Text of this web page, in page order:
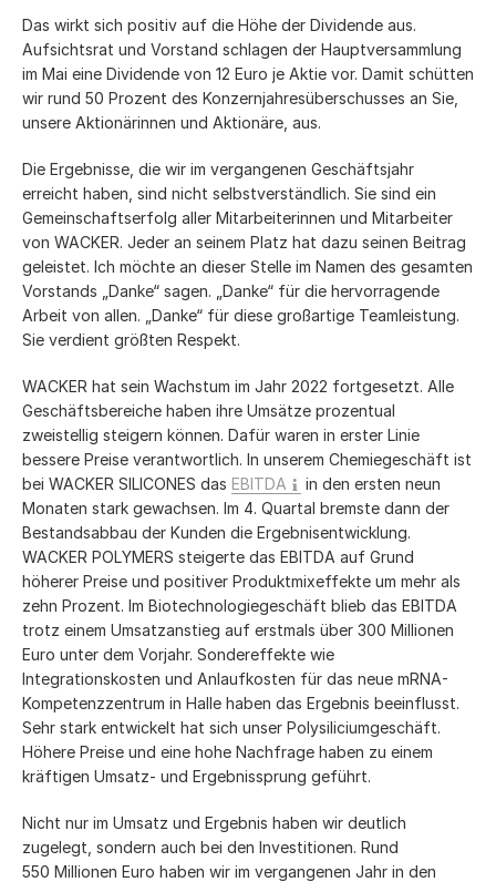
Das wirkt sich positiv auf die Höhe der Dividende aus.
Aufsichtsrat und Vorstand schlagen der Hauptversammlung
im Mai eine Dividende von 12 Euro je Aktie vor. Damit schütten
wir rund 50 Prozent des Konzernjahresüberschusses an Sie,
unsere Aktionärinnen und Aktionäre, aus.
Die Ergebnisse, die wir im vergangenen Geschäftsjahr
erreicht haben, sind nicht selbstverständlich. Sie sind ein
Gemeinschaftserfolg aller Mitarbeiterinnen und Mitarbeiter
von WACKER. Jeder an seinem Platz hat dazu seinen Beitrag
geleistet. Ich möchte an dieser Stelle im Namen des gesamten
Vorstands „Danke“ sagen. „Danke“ für die hervorragende
Arbeit von allen. „Danke“ für diese großartige Teamleistung.
Sie verdient größten Respekt.
WACKER hat sein Wachstum im Jahr 2022 fortgesetzt. Alle
Geschäftsbereiche haben ihre Umsätze prozentual
zweistellig steigern können. Dafür waren in erster Linie
bessere Preise verantwortlich. In unserem Chemiegeschäft ist
bei WACKER SILICONES das EBITDA
in den ersten neun
Monaten stark gewachsen. Im 4. Quartal bremste dann der
Bestandsabbau der Kunden die Ergebnisentwicklung.
WACKER POLYMERS steigerte das EBITDA auf Grund
höherer Preise und positiver Produktmixeffekte um mehr als
zehn Prozent. Im Biotechnologiegeschäft blieb das EBITDA
trotz einem Umsatzanstieg auf erstmals über 300 Millionen
Euro unter dem Vorjahr. Sondereffekte wie
Integrationskosten und Anlaufkosten für das neue mRNA-
Kompetenzzentrum in Halle haben das Ergebnis beeinflusst.
Sehr stark entwickelt hat sich unser Polysiliciumgeschäft.
Höhere Preise und eine hohe Nachfrage haben zu einem
kräftigen Umsatz- und Ergebnissprung geführt.
Nicht nur im Umsatz und Ergebnis haben wir deutlich
zugelegt, sondern auch bei den Investitionen. Rund
550 Millionen Euro haben wir im vergangenen Jahr in den